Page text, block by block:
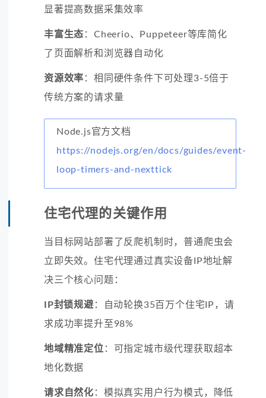
显著提高数据采集效率
丰富生态 ：Cheerio、Puppeteer等库简化
了页面解析和浏览器自动化
资源效率 ：相同硬件条件下可处理3-5倍于
传统方案的请求量
Node.js官方文档
https://nodejs.org/en/docs/guides/event-
loop-timers-and-nexttick
住宅代理的关键作用
当目标网站部署了反爬机制时，普通爬虫会
立即失效。住宅代理通过真实设备IP地址解
决三个核心问题：
IP封锁规避 ：自动轮换35百万个住宅IP，请
求成功率提升至98%
地域精准定位 ：可指定城市级代理获取超本
地化数据
请求自然化 ：模拟真实用户行为模式，降低